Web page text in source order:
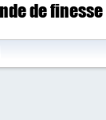
de finesse